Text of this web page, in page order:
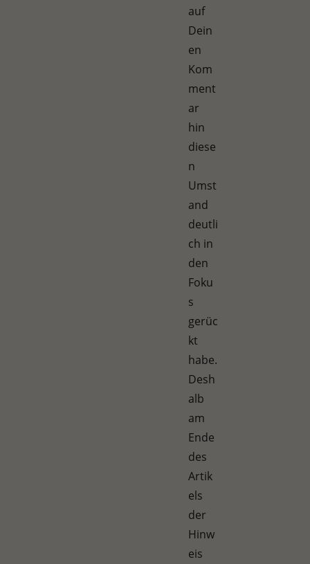
auf
Dein
en
Kom
ment
ar
hin
diese
n
Umst
and
deutli
ch in
den
Foku
s
gerüc
kt
habe.
Desh
alb
am
Ende
des
Artik
els
der
Hinw
eis